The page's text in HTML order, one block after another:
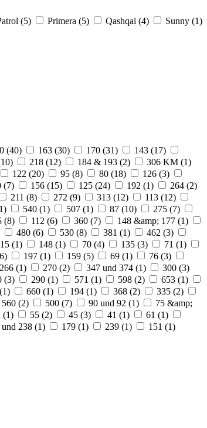
(5) Primera (5) Qashqai (4) Sunny (1)
(40) 163 (30) 170 (31) 143 (17)
10) 218 (12) 184 & 193 (2) 306 KM (1)
122 (20) 95 (8) 80 (18) 126 (3)
(7) 156 (15) 125 (24) 192 (1) 264 (2)
211 (8) 272 (9) 313 (12) 113 (12)
1) 540 (1) 507 (1) 87 (10) 275 (7)
(8) 112 (6) 360 (7) 148 &amp; 177 (1)
480 (6) 530 (8) 381 (1) 462 (3)
(1) 148 (1) 70 (4) 135 (3) 71 (1)
6) 197 (1) 159 (5) 69 (1) 76 (3)
266 (1) 270 (2) 347 und 374 (1) 300 (3)
(3) 290 (1) 571 (1) 598 (2) 653 (1)
1) 660 (1) 194 (1) 368 (2) 335 (2)
560 (2) 500 (7) 90 und 92 (1)
75 &amp;
(1) 55 (2) 45 (3) 41 (1) 61 (1)
und 238 (1) 179 (1) 239 (1) 151 (1)